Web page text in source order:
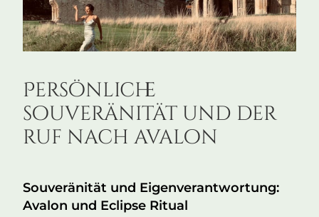
Persönliche
souveränität und der
ruf nach avalon
Souveränität und Eigenverantwortung:
Avalon und Eclipse Ritual